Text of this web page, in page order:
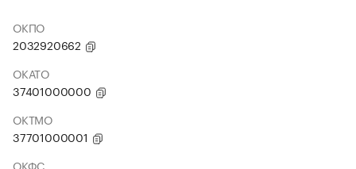
ОКПО
2032920662
ОКАТО
37401000000
ОКТМО
37701000001
ОКФС